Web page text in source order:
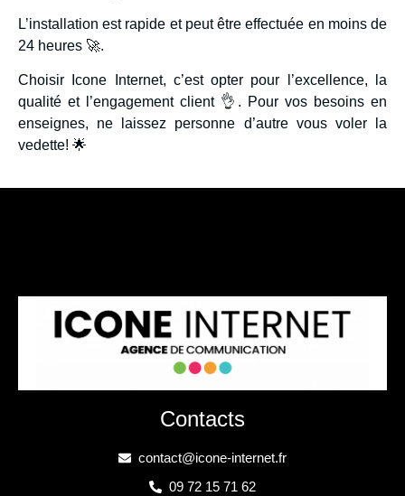
L’installation est rapide et peut être effectuée en moins de
24 heures 🚀.
Choisir Icone Internet, c’est opter pour l’excellence, la
qualité et l’engagement client 👌. Pour vos besoins en
enseignes, ne laissez personne d’autre vous voler la
vedette! 🌟
Contacts
contact@icone-internet.fr
09 72 15 71 62